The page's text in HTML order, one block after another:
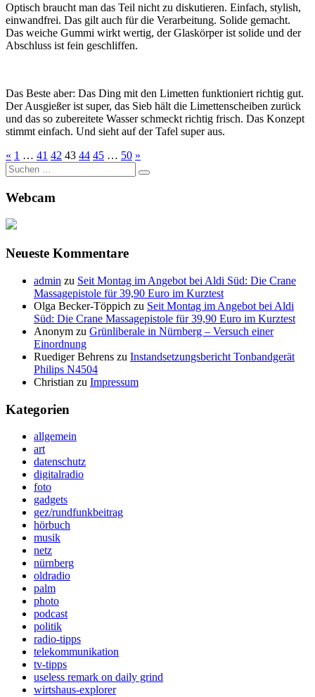
Optisch braucht man das Teil nicht zu diskutieren. Einfach, stylish,
einwandfrei. Das gilt auch für die Verarbeitung. Solide gemacht.
Das weiche Gummi wirkt wertig, der Glaskörper ist solide und der
Abschluss ist fein geschliffen.
Das Beste aber: Das Ding mit den Limetten funktioniert richtig gut.
Der Ausgießer ist super, das Sieb hält die Limettenscheiben zurück
und das so zubereitete Wasser schmeckt richtig frisch. Das Konzept
stimmt einfach. Und sieht auf der Tafel super aus.
« 1 … 41 42 43 44 45 … 50 »
Suche
nach:
Webcam
Neueste Kommentare
admin zu Seit Montag im Angebot bei Aldi Süd: Die Crane
Massagepistole für 39,90 Euro im Kurztest
Olga Becker-Töppich zu Seit Montag im Angebot bei Aldi
Süd: Die Crane Massagepistole für 39,90 Euro im Kurztest
Anonym zu Grünliberale in Nürnberg – Versuch einer
Einordnung
Ruediger Behrens zu Instandsetzungsbericht Tonbandgerät
Philips N4504
Christian zu Impressum
Kategorien
allgemein
art
datenschutz
digitalradio
foto
gadgets
gez/rundfunkbeitrag
hörbuch
musik
netz
nürnberg
oldradio
palm
photo
podcast
politik
radio-tipps
telekommunikation
tv-tipps
useless remark on daily grind
wirtshaus-explorer